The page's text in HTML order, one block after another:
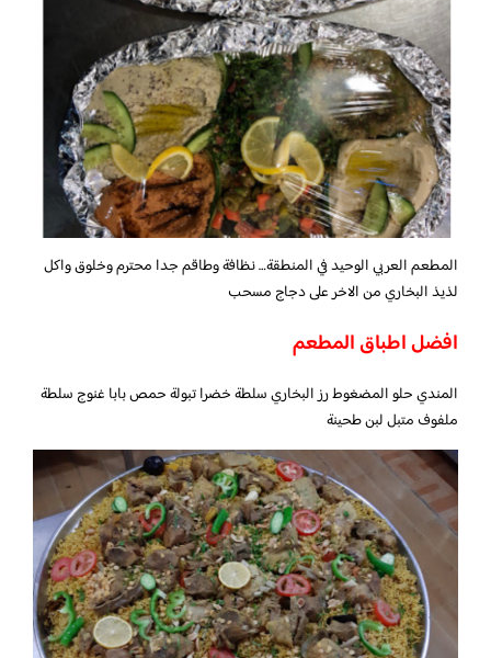
المطعم العربي الوحيد في المنطقة… نظافة وطاقم جدا محترم وخلوق واكل
لذيذ البخاري من الاخر على دجاج مسحب
افضل اطباق المطعم
المندي حلو المضغوط رز البخاري سلطة خضرا تبولة حمص بابا غنوج سلطة
ملفوف متبل لبن طحينة